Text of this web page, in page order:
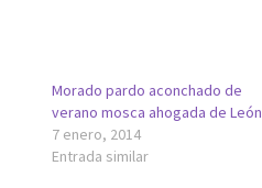
Morado pardo aconchado de
verano mosca ahogada de León
7 enero, 2014
Entrada similar